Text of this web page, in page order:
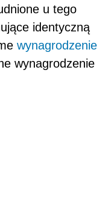
u tego
identyczną
wynagrodzenie
wynagrodzenie